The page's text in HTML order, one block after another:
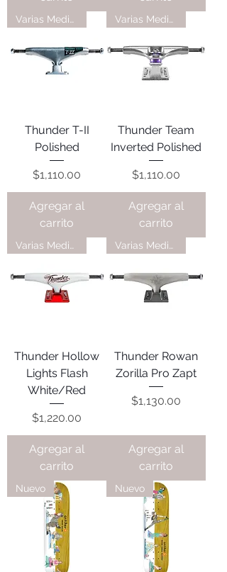
Varias Medidas
Thunder T-II
Polished
Precio
$1,110.00
Agregar al
carrito
Varias Medidas
Thunder Team
Inverted Polished
Precio
$1,110.00
Agregar al
carrito
Varias Medidas
Thunder Hollow
Lights Flash
White/Red
Precio
$1,220.00
Agregar al
carrito
Varias Medidas
Thunder Rowan
Zorilla Pro Zapt
Precio
$1,130.00
Agregar al
carrito
Nuevo Nuevo